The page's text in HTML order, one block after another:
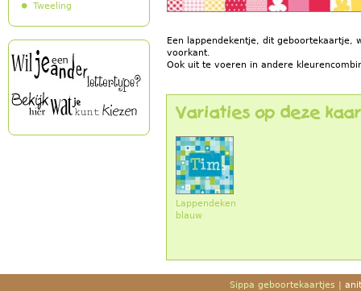
Een lappendekentje, dit geboortekaartje,
voorkant.
Ook uit te voeren in andere
Variaties op deze
Lappendeken
blauw
Tweeling
Sippa geboortekaartjes |